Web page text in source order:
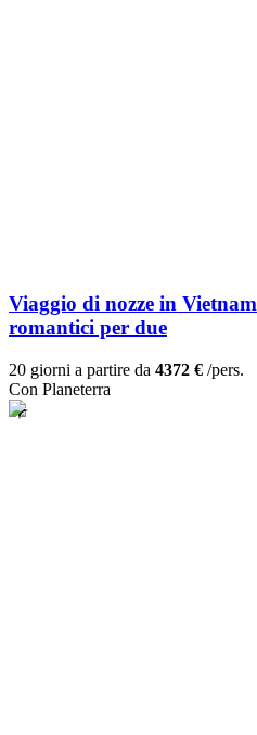
Viaggio di nozze in
romantici per due
20 giorni a partire da 4372 € /pers.
Con Planeterra